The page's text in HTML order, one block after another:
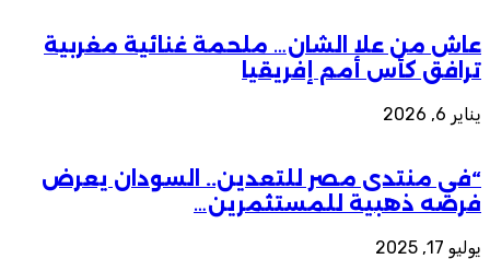
عاش من علا الشان… ملحمة غنائية مغربية
ترافق كأس أمم إفريقيا
يناير 6, 2026
“في منتدى مصر للتعدين.. السودان يعرض
فرصه ذهبية للمستثمرين…
يوليو 17, 2025